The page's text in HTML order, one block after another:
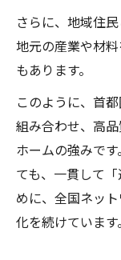
さらに、地域住
地元の産業や材
もあります。
このように、首
組み合わせ、高
ホームの強みで
ても、一貫して
めに、全国ネッ
化を続けています。